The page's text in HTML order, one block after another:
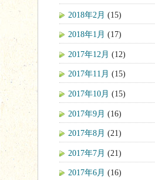
2018年2月 (15)
2018年1月 (17)
2017年12月 (12)
2017年11月 (15)
2017年10月 (15)
2017年9月 (16)
2017年8月 (21)
2017年7月 (21)
2017年6月 (16)